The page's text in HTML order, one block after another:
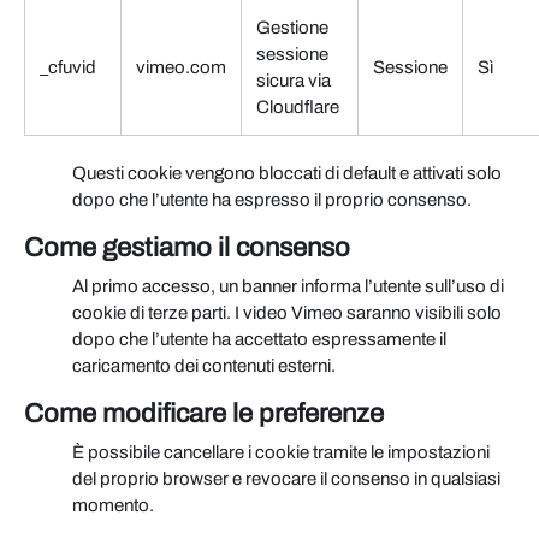
_cfuvid vimeo.com
Gestione
sessione
sicura via
Cloudflare
Sessione Sì
Questi cookie vengono bloccati di default e attivati solo
dopo che l’utente ha espresso il proprio consenso.
Come gestiamo il consenso
Al primo accesso, un banner informa l’utente sull’uso di
cookie di terze parti. I video Vimeo saranno visibili solo
dopo che l’utente ha accettato espressamente il
caricamento dei contenuti esterni.
Come modificare le preferenze
È possibile cancellare i cookie tramite le impostazioni
del proprio browser e revocare il consenso in qualsiasi
momento.